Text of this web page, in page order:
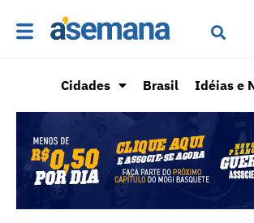
Cidades Brasil Idéias e